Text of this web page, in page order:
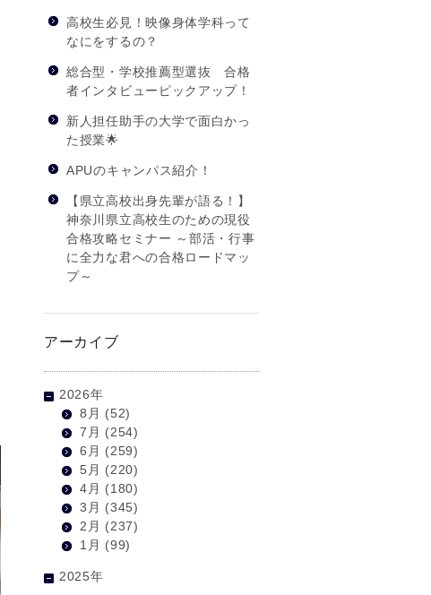
高校生必見！映像身体学科って
なにをするの？
総合型・学校推薦型選抜 合格
者インタビューピックアップ！
新人担任助手の大学で面白かっ
た授業🌟
APUのキャンパス紹介！
【県立高校出身先輩が語る！】
神奈川県立高校生のための現役
合格攻略セミナー ～部活・行事
に全力な君への合格ロードマッ
プ～
アーカイブ
2026年
8月 (52)
7月 (254)
6月 (259)
5月 (220)
4月 (180)
3月 (345)
2月 (237)
1月 (99)
2025年